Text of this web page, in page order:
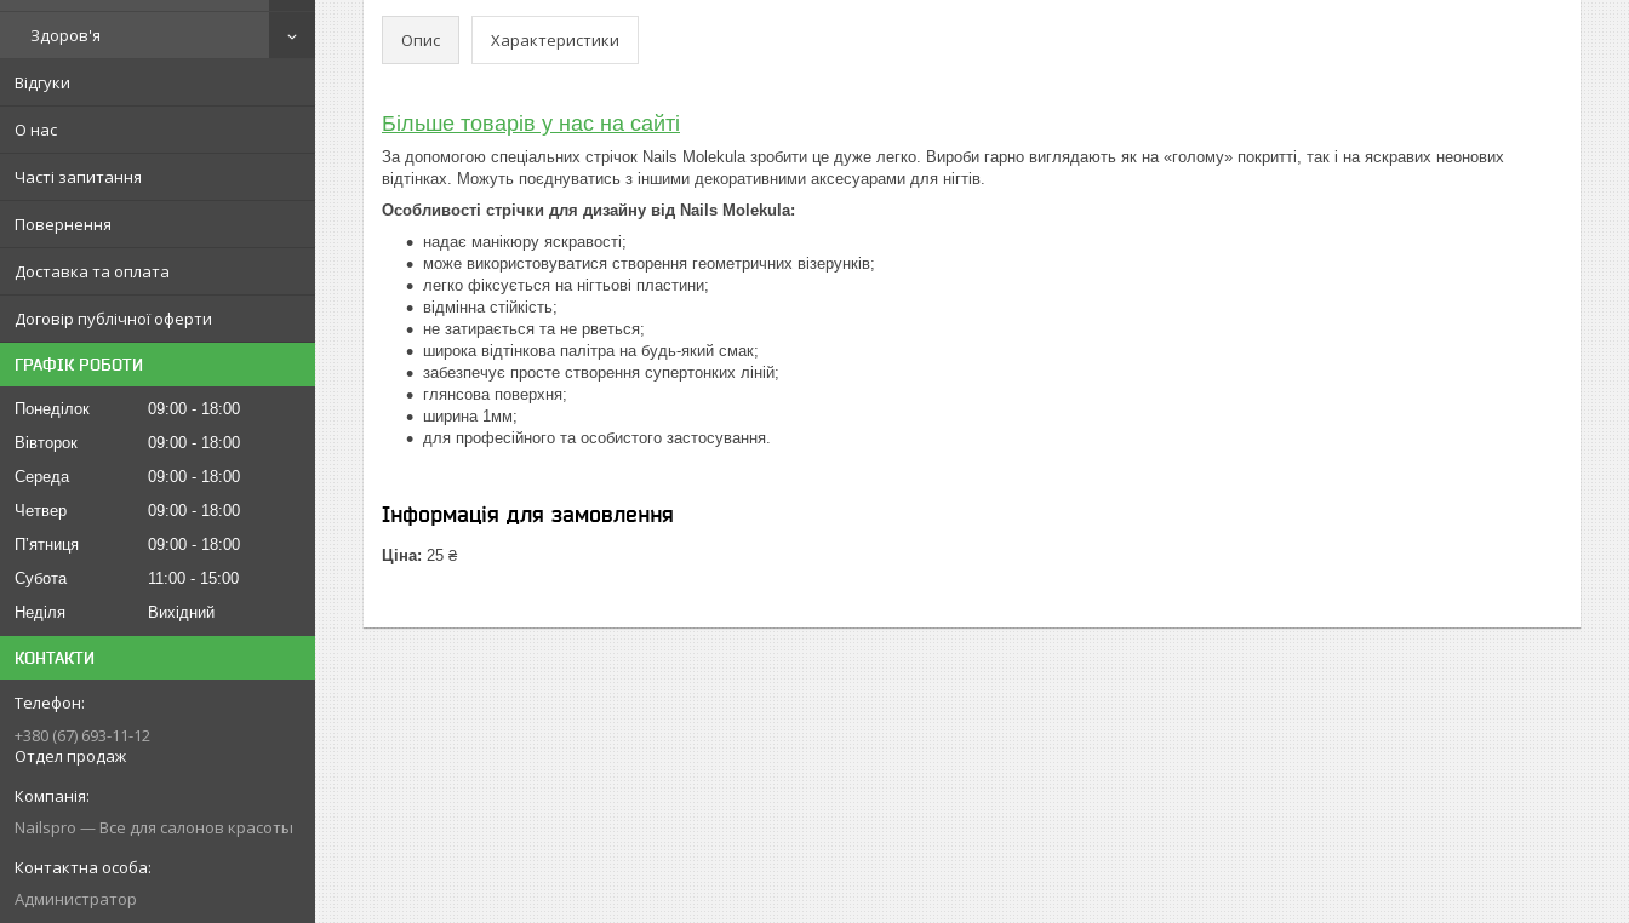
Здоров'я
Відгуки
О нас
Часті запитання
Повернення
Доставка та оплата
Договір публічної оферти
ГРАФІК РОБОТИ
Понеділок 09:00
18:00
Вівторок
09:00
18:00
Середа
09:00
18:00
Четвер
09:00
18:00
Пʼятниця
09:00
18:00
Субота
11:00
15:00
Неділя
Вихідний
КОНТАКТИ
+380 (67) 693-11-12
Отдел продаж
Nailspro — Все для салонов красоты
Администратор
Опис Характеристики
Більше товарів у нас на сайті
За допомогою спеціальних стрічок Nails Molekula зробити це дуже легко. Вироби гарно виглядають як на «голому» покритті, так і на яскравих неонових
відтінках. Можуть поєднуватись з іншими декоративними аксесуарами для нігтів.
Особливості стрічки для дизайну від Nails Molekula:
надає манікюру яскравості;
може використовуватися створення геометричних візерунків;
легко фіксується на нігтьові пластини;
відмінна стійкість;
не затирається та не рветься;
широка відтінкова палітра на будь-який смак;
забезпечує просте створення супертонких ліній;
глянсова поверхня;
ширина 1мм;
для професійного та особистого застосування.
Інформація для замовлення
Ціна: 25 ₴